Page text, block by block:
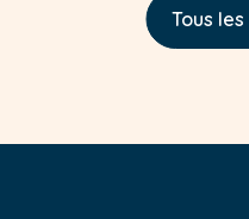
Tous